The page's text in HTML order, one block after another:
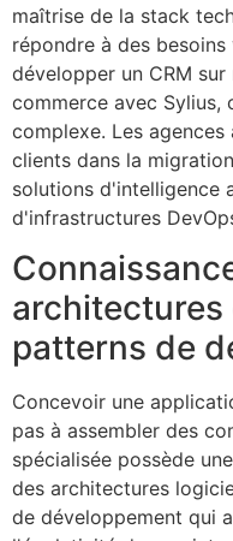
maîtrise de la stack
répondre à des
développer un CRM
commerce avec Sylius,
complexe. Les
clients dans la
solutions d'intelligence
d'infrastructures
architectures
patterns de
Concevoir une
pas à assembler des
spécialisée possède
des architectures
de développement qui